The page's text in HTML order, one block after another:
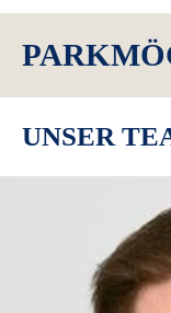
UNSER